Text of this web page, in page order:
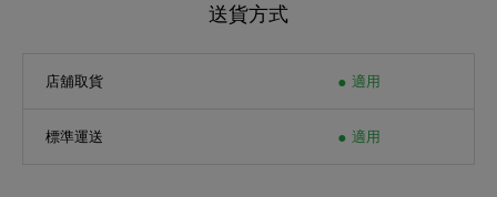
送貨方式
店舖取貨 適用
標準運送 適用